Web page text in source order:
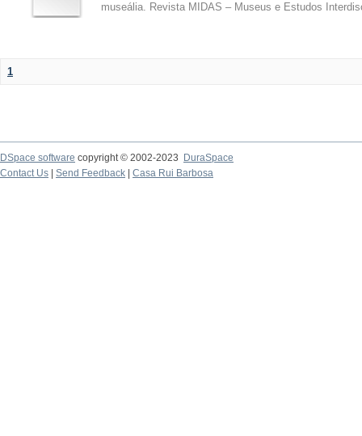
museália. Revista MIDAS – Museus e Estudos
1
DSpace software copyright © 2002-2023
DuraSpace
Contact Us
Send Feedback Casa Rui Barbosa